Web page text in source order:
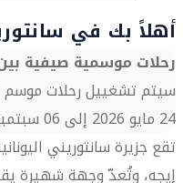
أهلاً بك في
رحلات موسمية صيفية
سيتم تشغييل رحلات موسم
24 مايو 2026 إلى 06 سبتمبر 2026.
تقع جزيرة سانتوريني
إيجه، وتُعدّ وجهة شهيرة